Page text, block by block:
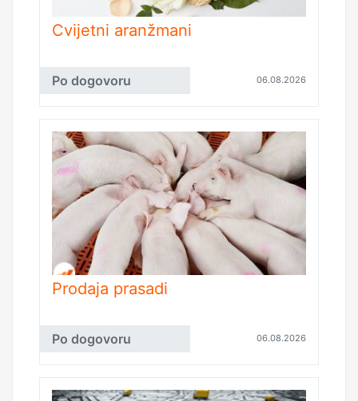
Cvijetni aranžmani
Po dogovoru 06.08.2026
Prodaja prasadi
Po dogovoru 06.08.2026